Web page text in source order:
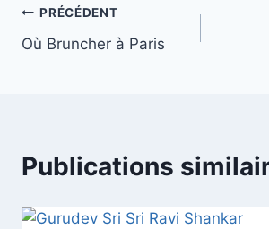
Navigation
de
PRÉCÉDENT
Où Bruncher à Paris
Publications